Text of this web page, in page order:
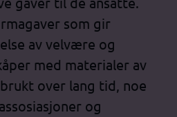
som gir
av velvære og
med materialer av
over lang tid, noe
og